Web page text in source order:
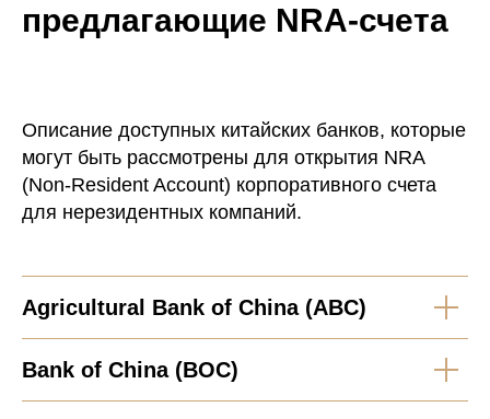
предлагающие NRA-счета
Описание доступных китайских банков, которые
могут быть рассмотрены для открытия NRA
(Non-Resident Account) корпоративного счета
для нерезидентных компаний.
Agricultural Bank of China (ABC)
Bank of China (BOC)